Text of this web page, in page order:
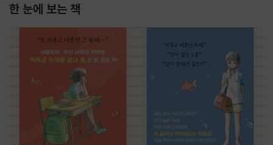
한 눈에 보는 책